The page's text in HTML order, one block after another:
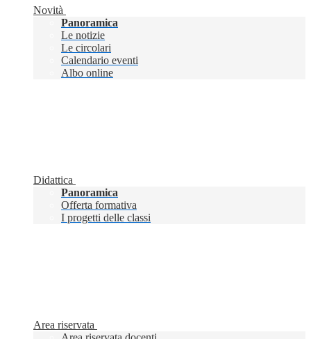
Novità
Panoramica
Le notizie
Le circolari
Calendario eventi
Albo online
Didattica
Panoramica
Offerta formativa
I progetti delle classi
Area riservata